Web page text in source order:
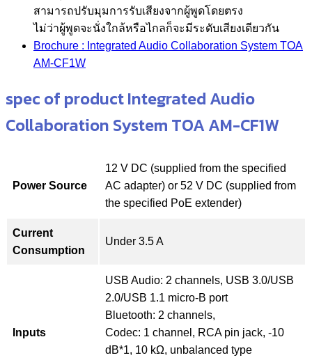
สามารถปรับมุมการรับเสียงจากผู้พูดโดยตรง
ไม่ว่าผู้พูดจะนั่งใกล้หรือไกลก็จะมีระดับเสียงเดียวกัน
Brochure : Integrated Audio Collaboration System TOA
AM-CF1W
spec of product Integrated Audio
Collaboration System TOA AM-CF1W
Power Source
12 V DC (supplied from the specified
AC adapter) or 52 V DC (supplied from
the specified PoE extender)
Current
Consumption
Under 3.5 A
Inputs
USB Audio: 2 channels, USB 3.0/USB
2.0/USB 1.1 micro-B port
Bluetooth: 2 channels,
Codec: 1 channel, RCA pin jack, -10
dB*1, 10 kΩ, unbalanced type